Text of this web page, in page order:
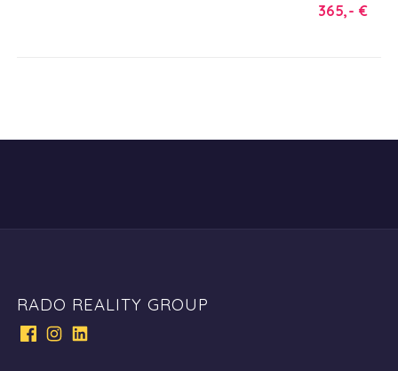
365,- €
RADO REALITY GROUP